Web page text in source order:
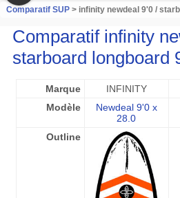
Comparatif SUP > infinity newdeal 9'0 /
Comparatif infinity
starboard longboard
Marque INFINITY
Modèle
Newdeal 9'0 x
28.0
Outline